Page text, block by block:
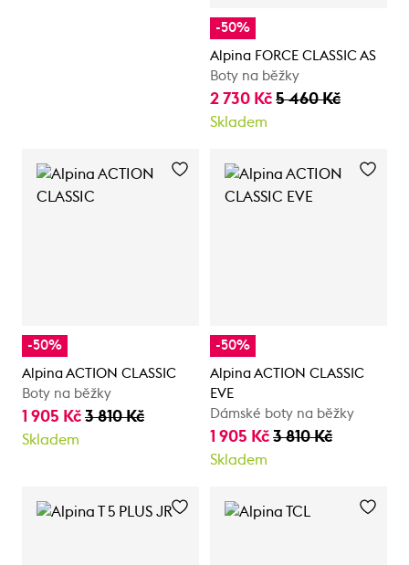
-50%
Alpina FORCE CLASSIC AS
Boty na běžky
2 730 Kč 5 460 Kč
Skladem
-50%
Alpina ACTION CLASSIC
Boty na běžky
1 905 Kč 3 810 Kč
Skladem
-50%
Alpina ACTION CLASSIC
EVE
Dámské boty na běžky
1 905 Kč 3 810 Kč
Skladem